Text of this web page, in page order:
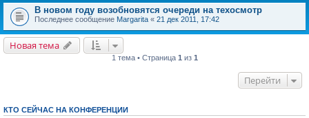
В новом году возобновятся очереди на техосмотр
Последнее сообщение Margarita « 21 дек 2011, 17:42
Новая тема
1 тема • Страница 1 из 1
Перейти
КТО СЕЙЧАС НА КОНФЕРЕНЦИИ